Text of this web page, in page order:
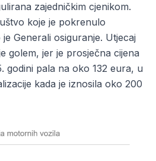
zajedničkim cjenikom.
koje je pokrenulo
Generali osiguranje. Utjecaj
golem, jer je prosječna cijena
godini pala na oko 132 eura, u
kada je iznosila oko 200